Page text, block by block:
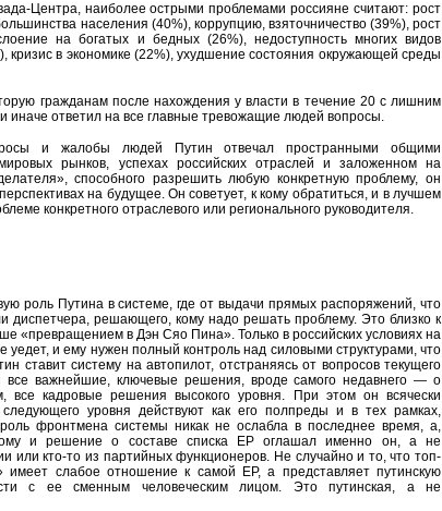
Центра, наиболее острыми проблемами россияне считают: рост
населения (40%), коррупцию, взяточничество (39%), рост
на богатых и бедных (26%), недоступность многих видов
кризис в экономике (22%), ухудшение состояния окружающей среды
гражданам после нахождения у власти в течение 20 с лишним
иначе ответил на все главные тревожащие людей вопросы.
и жалобы людей Путин отвечал пространными общими
рынков, успехах российских отраслей и заложенном на
способного разрешить любую конкретную проблему, он
на будущее. Он советует, к кому обратиться, и в лучшем
конкретного отраслевого или регионального руководителя.
роль Путина в системе, где от выдачи прямых распоряжений, что
диспетчера, решающего, кому надо решать проблему. Это близко к
«превращением в Дэн Сяо Пина». Только в российских условиях на
уедет, и ему нужен полный контроль над силовыми структурами, что
ставит систему на автопилот, отстраняясь от вопросов текущего
все важнейшие, ключевые решения, вроде самого недавнего — о
все кадровые решения высокого уровня. При этом он всячески
следующего уровня действуют как его полпреды и в тех рамках,
фронтмена системы никак не ослабла в последнее время, а,
и решение о составе списка ЕР оглашал именно он, а не
или кто-то из партийных функционеров. Не случайно и то, что топ-
имеет слабое отношение к самой ЕР, а представляет путинскую
с ее сменным человеческим лицом. Это путинская, а не